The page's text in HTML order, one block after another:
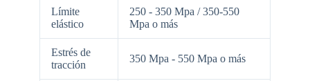
Límite
elástico
250 - 350 Mpa / 350-550
Mpa o más
Estrés de
tracción
350 Mpa - 550 Mpa o más